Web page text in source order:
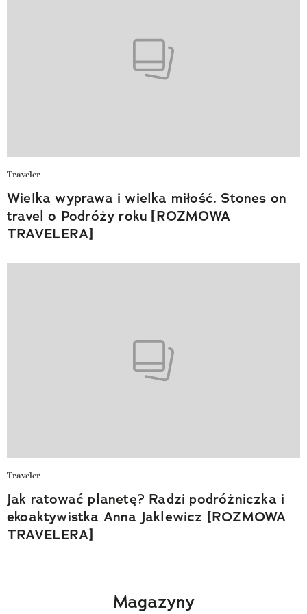
Traveler
Wielka wyprawa i wielka miłość. Stones on
travel o Podróży roku [ROZMOWA
TRAVELERA]
Traveler
Jak ratować planetę? Radzi podróżniczka i
ekoaktywistka Anna Jaklewicz [ROZMOWA
TRAVELERA]
Magazyny